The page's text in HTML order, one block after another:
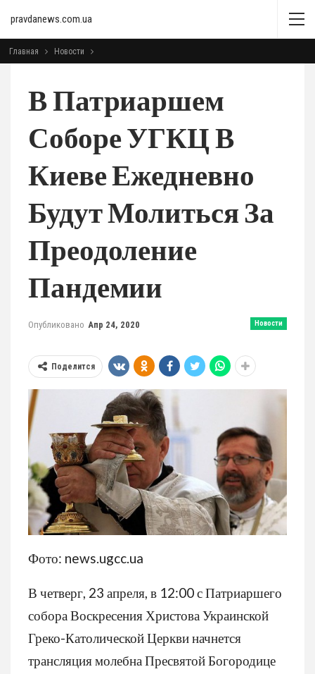
pravdanews.com.ua
Главная Новости
В Патриаршем
Соборе УГКЦ В
Киеве Ежедневно
Будут Молиться За
Преодоление
Пандемии
Новости
Опубликовано Апр 24, 2020
Поделится
Фото: news.ugcc.ua
В четверг, 23 апреля, в 12:00 с Патриаршего
собора Воскресения Христова Украинской
Греко-Католической Церкви начнется
трансляция молебна Пресвятой Богородице